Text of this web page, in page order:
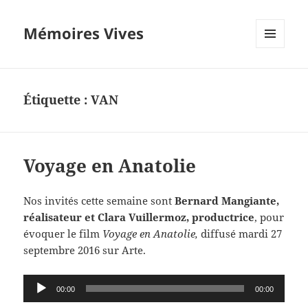
Mémoires Vives
Étiquette :VAN
Voyage en Anatolie
Nos invités cette semaine sontBernard Mangiante,
réalisateur et Clara Vuillermoz, productrice, pour
évoquer le film Voyage en Anatolie,diffusé mardi 27
septembre 2016 sur Arte.
Lecteur
audio
00:00 00:00